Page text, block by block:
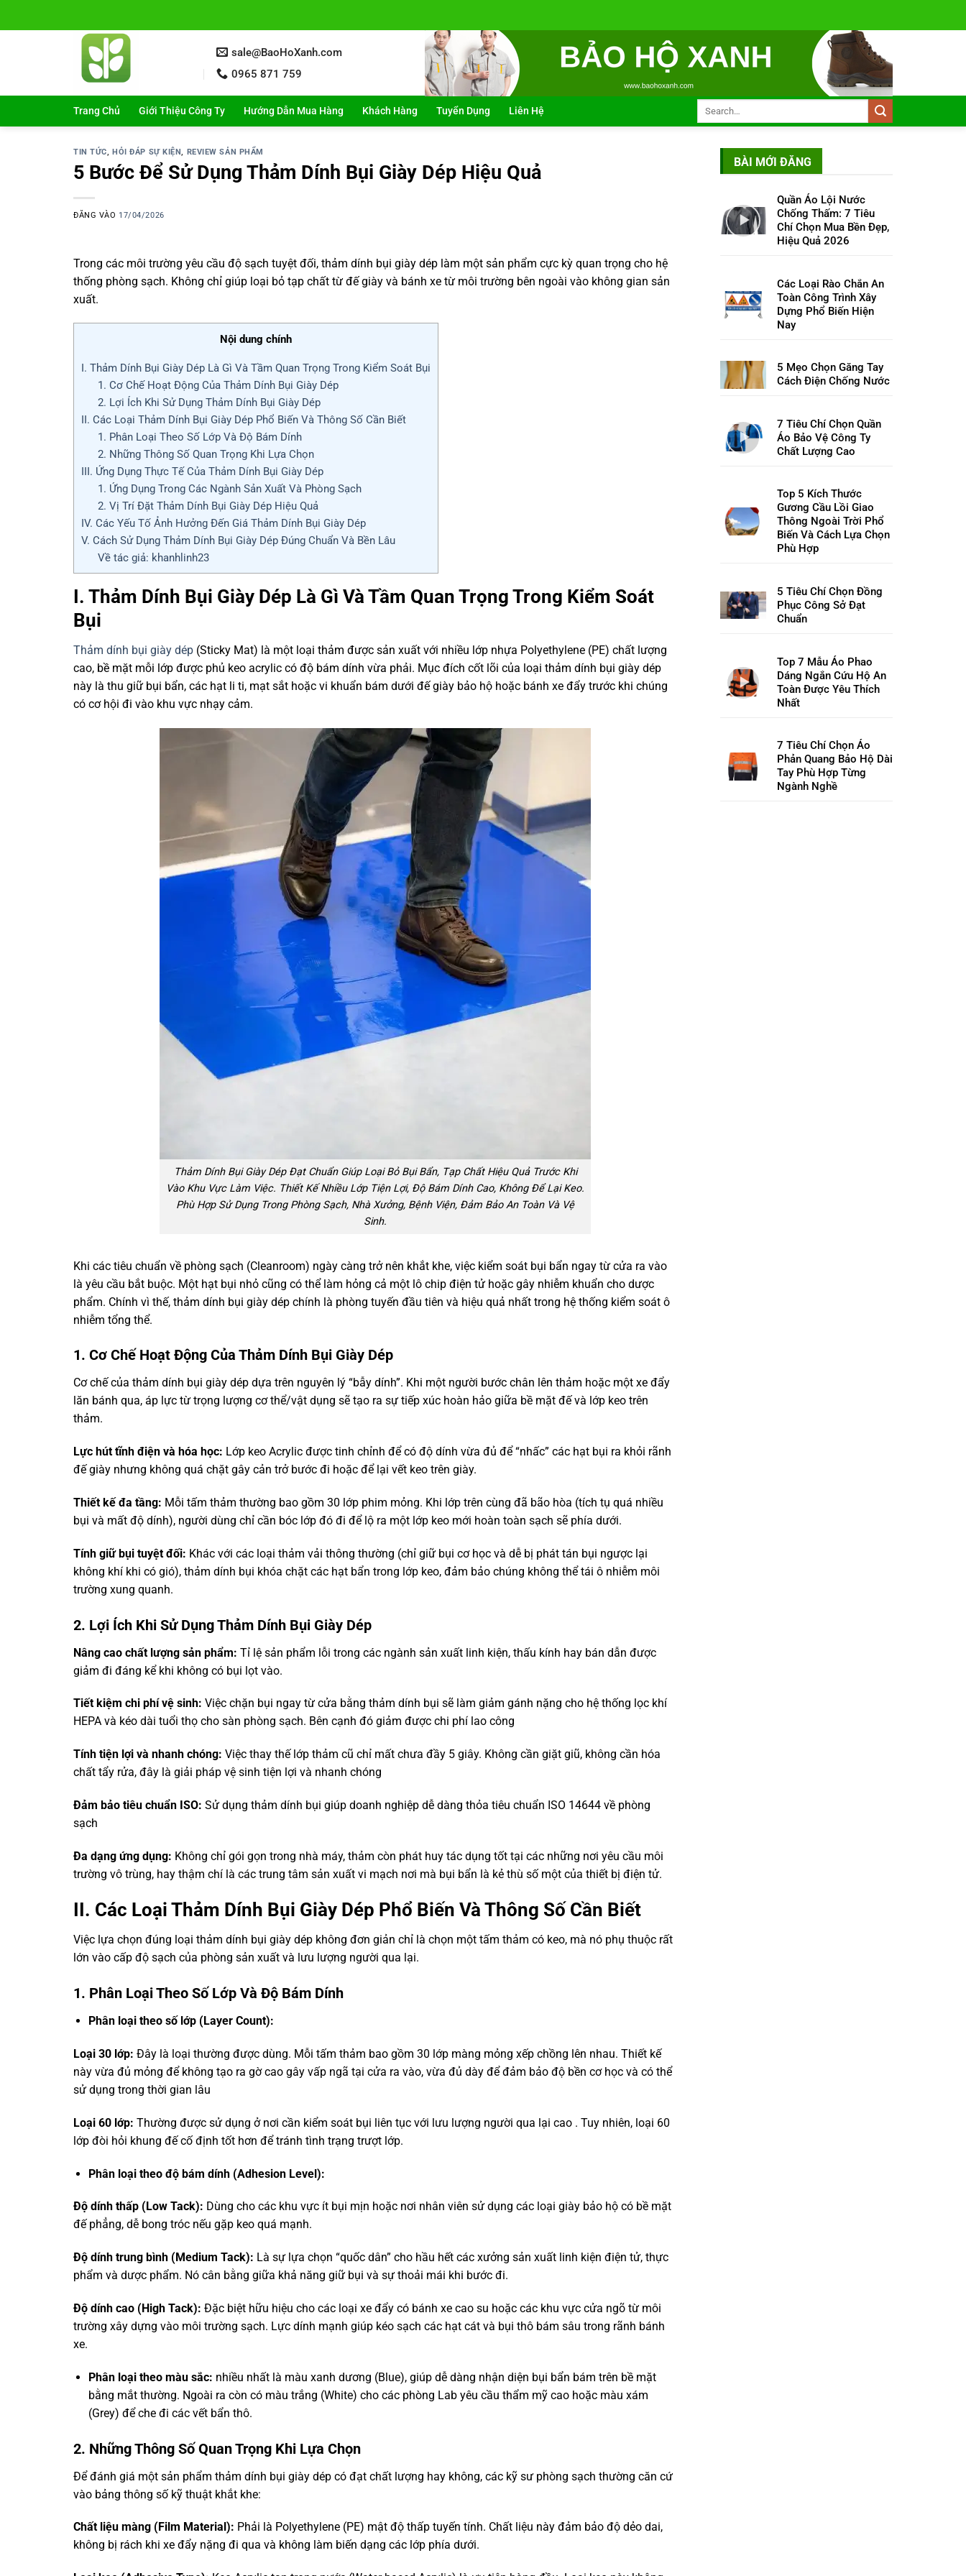
sale@BaoHoXanh.com
0965 871 759
Trang Chủ Giới Thiệu Công Ty Hướng Dẫn Mua Hàng Khách Hàng Tuyển Dụng Liên Hệ
TIN TỨC,HỎI ĐÁP SỰ KIỆN, REVIEW SẢN PHẨM
5 Bước Để Sử Dụng Thảm Dính Bụi Giày Dép Hiệu Quả
ĐĂNG VÀO 17/04/2026
Trong các môi trường yêu cầu độ sạch tuyệt đối, thảm dính bụi giày dép làm một sản phẩm cực kỳ quan trọng cho hệ
thống phòng sạch. Không chỉ giúp loại bỏ tạp chất từ đế giày và bánh xe từ môi trường bên ngoài vào không gian sản
xuất.
Nội dung chính
I. Thảm Dính Bụi Giày Dép Là Gì Và Tầm Quan Trọng Trong Kiểm Soát Bụi
1. Cơ Chế Hoạt Động Của Thảm Dính Bụi Giày Dép
2. Lợi Ích Khi Sử Dụng Thảm Dính Bụi Giày Dép
II. Các Loại Thảm Dính Bụi Giày Dép Phổ Biến Và Thông Số Cần Biết
1. Phân Loại Theo Số Lớp Và Độ Bám Dính
2. Những Thông Số Quan Trọng Khi Lựa Chọn
III. Ứng Dụng Thực Tế Của Thảm Dính Bụi Giày Dép
1. Ứng Dụng Trong Các Ngành Sản Xuất Và Phòng Sạch
2. Vị Trí Đặt Thảm Dính Bụi Giày Dép Hiệu Quả
IV. Các Yếu Tố Ảnh Hưởng Đến Giá Thảm Dính Bụi Giày Dép
V. Cách Sử Dụng Thảm Dính Bụi Giày Dép Đúng Chuẩn Và Bền Lâu
Về tác giả: khanhlinh23
I. Thảm Dính Bụi Giày Dép Là Gì Và Tầm Quan Trọng Trong Kiểm Soát
Bụi
Thảm dính bụi giày dép (Sticky Mat) là một loại thảm được sản xuất với nhiều lớp nhựa Polyethylene (PE) chất lượng
cao, bề mặt mỗi lớp được phủ keo acrylic có độ bám dính vừa phải. Mục đích cốt lõi của loại thảm dính bụi giày dép
này là thu giữ bụi bẩn, các hạt li ti, mạt sắt hoặc vi khuẩn bám dưới đế giày bảo hộ hoặc bánh xe đẩy trước khi chúng
có cơ hội đi vào khu vực nhạy cảm.
Thảm Dính Bụi Giày Dép Đạt Chuẩn Giúp Loại Bỏ Bụi Bẩn, Tạp Chất Hiệu Quả Trước Khi
Vào Khu Vực Làm Việc. Thiết Kế Nhiều Lớp Tiện Lợi, Độ Bám Dính Cao, Không Để Lại Keo.
Phù Hợp Sử Dụng Trong Phòng Sạch, Nhà Xưởng, Bệnh Viện, Đảm Bảo An Toàn Và Vệ
Sinh.
Khi các tiêu chuẩn về phòng sạch (Cleanroom) ngày càng trở nên khắt khe, việc kiểm soát bụi bẩn ngay từ cửa ra vào
là yêu cầu bắt buộc. Một hạt bụi nhỏ cũng có thể làm hỏng cả một lô chip điện tử hoặc gây nhiễm khuẩn cho dược
phẩm. Chính vì thế, thảm dính bụi giày dép chính là phòng tuyến đầu tiên và hiệu quả nhất trong hệ thống kiểm soát ô
nhiễm tổng thể.
1. Cơ Chế Hoạt Động Của Thảm Dính Bụi Giày Dép
Cơ chế của thảm dính bụi giày dép dựa trên nguyên lý “bẫy dính”. Khi một người bước chân lên thảm hoặc một xe đẩy
lăn bánh qua, áp lực từ trọng lượng cơ thể/vật dụng sẽ tạo ra sự tiếp xúc hoàn hảo giữa bề mặt đế và lớp keo trên
thảm.
Lực hút tĩnh điện và hóa học: Lớp keo Acrylic được tinh chỉnh để có độ dính vừa đủ để “nhấc” các hạt bụi ra khỏi rãnh
đế giày nhưng không quá chặt gây cản trở bước đi hoặc để lại vết keo trên giày.
Thiết kế đa tầng: Mỗi tấm thảm thường bao gồm 30 lớp phim mỏng. Khi lớp trên cùng đã bão hòa (tích tụ quá nhiều
bụi và mất độ dính), người dùng chỉ cần bóc lớp đó đi để lộ ra một lớp keo mới hoàn toàn sạch sẽ phía dưới.
Tính giữ bụi tuyệt đối: Khác với các loại thảm vải thông thường (chỉ giữ bụi cơ học và dễ bị phát tán bụi ngược lại
không khí khi có gió), thảm dính bụi khóa chặt các hạt bẩn trong lớp keo, đảm bảo chúng không thể tái ô nhiễm môi
trường xung quanh.
2. Lợi Ích Khi Sử Dụng Thảm Dính Bụi Giày Dép
Nâng cao chất lượng sản phẩm: Tỉ lệ sản phẩm lỗi trong các ngành sản xuất linh kiện, thấu kính hay bán dẫn được
giảm đi đáng kể khi không có bụi lọt vào.
Tiết kiệm chi phí vệ sinh: Việc chặn bụi ngay từ cửa bằng thảm dính bụi sẽ làm giảm gánh nặng cho hệ thống lọc khí
HEPA và kéo dài tuổi thọ cho sàn phòng sạch. Bên cạnh đó giảm được chi phí lao công
Tính tiện lợi và nhanh chóng: Việc thay thế lớp thảm cũ chỉ mất chưa đầy 5 giây. Không cần giặt giũ, không cần hóa
chất tẩy rửa, đây là giải pháp vệ sinh tiện lợi và nhanh chóng
Đảm bảo tiêu chuẩn ISO: Sử dụng thảm dính bụi giúp doanh nghiệp dễ dàng thỏa tiêu chuẩn ISO 14644 về phòng
sạch
Đa dạng ứng dụng: Không chỉ gói gọn trong nhà máy, thảm còn phát huy tác dụng tốt tại các những nơi yêu cầu môi
trường vô trùng, hay thậm chí là các trung tâm sản xuất vi mạch nơi mà bụi bẩn là kẻ thù số một của thiết bị điện tử.
II. Các Loại Thảm Dính Bụi Giày Dép Phổ Biến Và Thông Số Cần Biết
Việc lựa chọn đúng loại thảm dính bụi giày dép không đơn giản chỉ là chọn một tấm thảm có keo, mà nó phụ thuộc rất
lớn vào cấp độ sạch của phòng sản xuất và lưu lượng người qua lại.
1. Phân Loại Theo Số Lớp Và Độ Bám Dính
Phân loại theo số lớp (Layer Count):
Loại 30 lớp: Đây là loại thường được dùng. Mỗi tấm thảm bao gồm 30 lớp màng mỏng xếp chồng lên nhau. Thiết kế
này vừa đủ mỏng để không tạo ra gờ cao gây vấp ngã tại cửa ra vào, vừa đủ dày để đảm bảo độ bền cơ học và có thể
sử dụng trong thời gian lâu
Loại 60 lớp: Thường được sử dụng ở nơi cần kiểm soát bụi liên tục với lưu lượng người qua lại cao . Tuy nhiên, loại 60
lớp đòi hỏi khung đế cố định tốt hơn để tránh tình trạng trượt lớp.
Phân loại theo độ bám dính (Adhesion Level):
Độ dính thấp (Low Tack): Dùng cho các khu vực ít bụi mịn hoặc nơi nhân viên sử dụng các loại giày bảo hộ có bề mặt
đế phẳng, dễ bong tróc nếu gặp keo quá mạnh.
Độ dính trung bình (Medium Tack): Là sự lựa chọn “quốc dân” cho hầu hết các xưởng sản xuất linh kiện điện tử, thực
phẩm và dược phẩm. Nó cân bằng giữa khả năng giữ bụi và sự thoải mái khi bước đi.
Độ dính cao (High Tack): Đặc biệt hữu hiệu cho các loại xe đẩy có bánh xe cao su hoặc các khu vực cửa ngõ từ môi
trường xây dựng vào môi trường sạch. Lực dính mạnh giúp kéo sạch các hạt cát và bụi thô bám sâu trong rãnh bánh
xe.
Phân loại theo màu sắc: nhiều nhất là màu xanh dương (Blue), giúp dễ dàng nhận diện bụi bẩn bám trên bề mặt
bằng mắt thường. Ngoài ra còn có màu trắng (White) cho các phòng Lab yêu cầu thẩm mỹ cao hoặc màu xám
(Grey) để che đi các vết bẩn thô.
2. Những Thông Số Quan Trọng Khi Lựa Chọn
Để đánh giá một sản phẩm thảm dính bụi giày dép có đạt chất lượng hay không, các kỹ sư phòng sạch thường căn cứ
vào bảng thông số kỹ thuật khắt khe:
Chất liệu màng (Film Material): Phải là Polyethylene (PE) mật độ thấp tuyến tính. Chất liệu này đảm bảo độ dẻo dai,
không bị rách khi xe đẩy nặng đi qua và không làm biến dạng các lớp phía dưới.
BÀI MỚI ĐĂNG
Quần Áo Lội Nước
Chống Thấm: 7 Tiêu
Chí Chọn Mua Bền Đẹp,
Hiệu Quả 2026
Các Loại Rào Chắn An
Toàn Công Trình Xây
Dựng Phổ Biến Hiện
Nay
5 Mẹo Chọn Găng Tay
Cách Điện Chống Nước
7 Tiêu Chí Chọn Quần
Áo Bảo Vệ Công Ty
Chất Lượng Cao
Top 5 Kích Thước
Gương Cầu Lồi Giao
Thông Ngoài Trời Phổ
Biến Và Cách Lựa Chọn
Phù Hợp
5 Tiêu Chí Chọn Đồng
Phục Công Sở Đạt
Chuẩn
Top 7 Mẫu Áo Phao
Dáng Ngắn Cứu Hộ An
Toàn Được Yêu Thích
Nhất
7 Tiêu Chí Chọn Áo
Phản Quang Bảo Hộ Dài
Tay Phù Hợp Từng
Ngành Nghề